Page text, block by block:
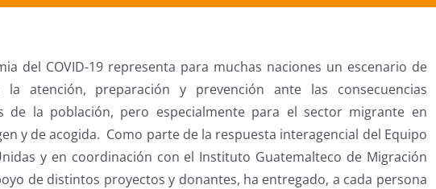
del COVID-19 representa para muchas naciones un escenario de
atención, preparación y prevención ante las consecuencias
de la población, pero especialmente para el sector migrante en
y de acogida. Como parte de la respuesta interagencial del Equipo
y en coordinación con el Instituto Guatemalteco de Migración
de distintos proyectos y donantes, ha entregado, a cada persona